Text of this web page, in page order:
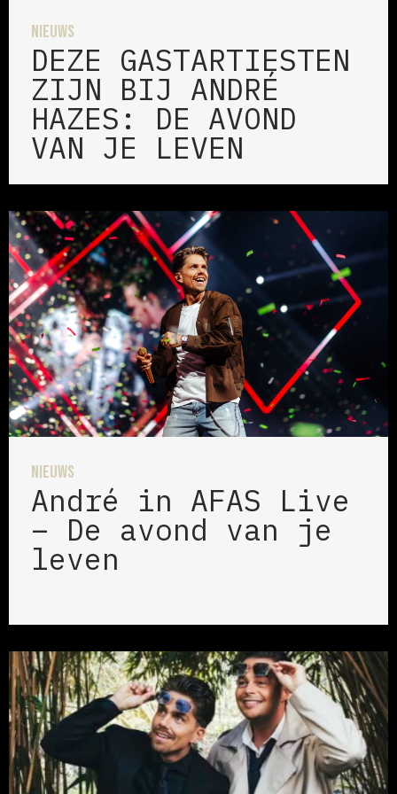
Nieuws
DEZE GASTARTIESTEN
ZIJN BIJ ANDRÉ
HAZES: DE AVOND
VAN JE LEVEN
Nieuws
André in AFAS Live
– De avond van je
leven